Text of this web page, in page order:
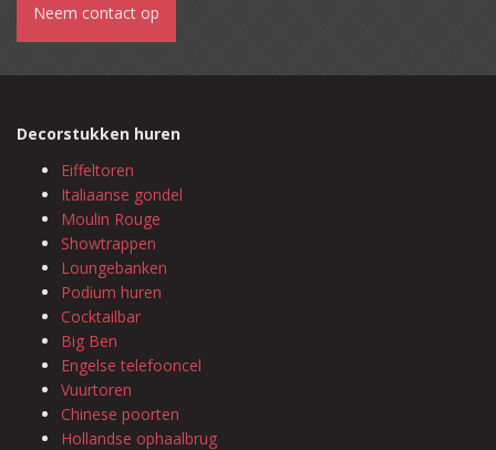
Neem contact op
Decorstukken huren
Eiffeltoren
Italiaanse gondel
Moulin Rouge
Showtrappen
Loungebanken
Podium huren
Cocktailbar
Big Ben
Engelse telefooncel
Vuurtoren
Chinese poorten
Hollandse ophaalbrug